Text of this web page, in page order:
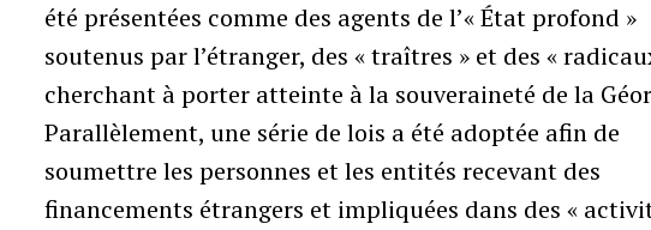
été présentées comme des agents de l’« État profond »
soutenus par l’étranger, des « traîtres » et des «
cherchant à porter atteinte à la souveraineté de la
Parallèlement, une série de lois a été adoptée afin de
soumettre les personnes et les entités recevant des
financements étrangers et impliquées dans des «